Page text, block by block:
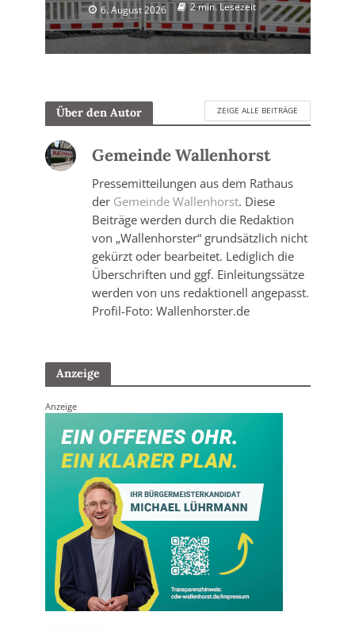
6. August 2026 2 min. Lesezeit
Über den Autor ZEIGE ALLE BEITRÄGE
Gemeinde Wallenhorst
Pressemitteilungen aus dem Rathaus
der Gemeinde Wallenhorst. Diese
Beiträge werden durch die Redaktion
von „Wallenhorster“ grundsätzlich nicht
gekürzt oder bearbeitet. Lediglich die
Überschriften und ggf. Einleitungssätze
werden von uns redaktionell angepasst.
Profil-Foto: Wallenhorster.de
Anzeige
Anzeige